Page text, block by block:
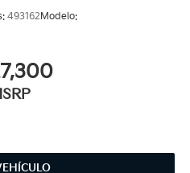
493162Modelo: